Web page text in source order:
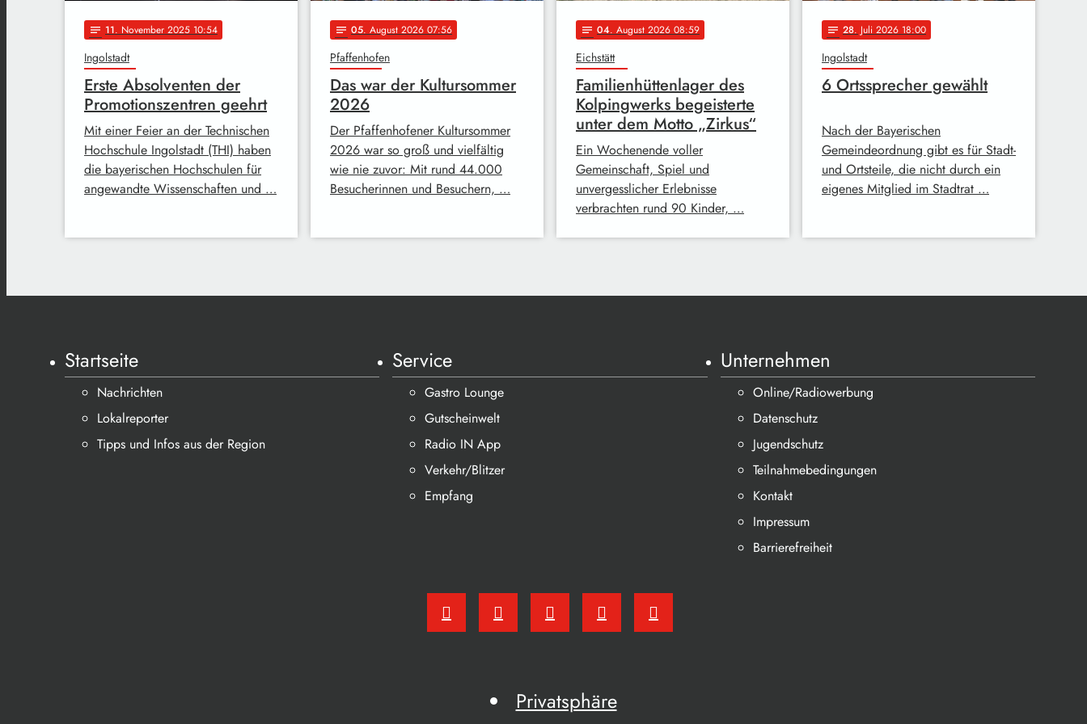
notes 11. November 2025 10:54
Ingolstadt
Erste Absolventen der
Promotionszentren geehrt
Mit einer Feier an der Technischen
Hochschule Ingolstadt (THI) haben
die bayerischen Hochschulen für
angewandte Wissenschaften und …
notes 05. August 2026 07:56
Pfaffenhofen
Das war der Kultursommer
2026
Der Pfaffenhofener Kultursommer
2026 war so groß und vielfältig
wie nie zuvor: Mit rund 44.000
Besucherinnen und Besuchern, …
notes 04. August 2026 08:59
Eichstätt
Familienhüttenlager des
Kolpingwerks begeisterte
unter dem Motto „Zirkus“
Ein Wochenende voller
Gemeinschaft, Spiel und
unvergesslicher Erlebnisse
verbrachten rund 90 Kinder, …
notes 28. Juli 2026 18:00
Ingolstadt
6 Ortssprecher gewählt
Nach der Bayerischen
Gemeindeordnung gibt es für Stadt-
und Ortsteile, die nicht durch ein
eigenes Mitglied im Stadtrat …
Startseite
Nachrichten
Lokalreporter
Tipps und Infos aus der Region
Service
Gastro Lounge
Gutscheinwelt
Radio IN App
Verkehr/Blitzer
Empfang
Unternehmen
Online/Radiowerbung
Datenschutz
Jugendschutz
Teilnahmebedingungen
Kontakt
Impressum
Barrierefreiheit
Privatsphäre